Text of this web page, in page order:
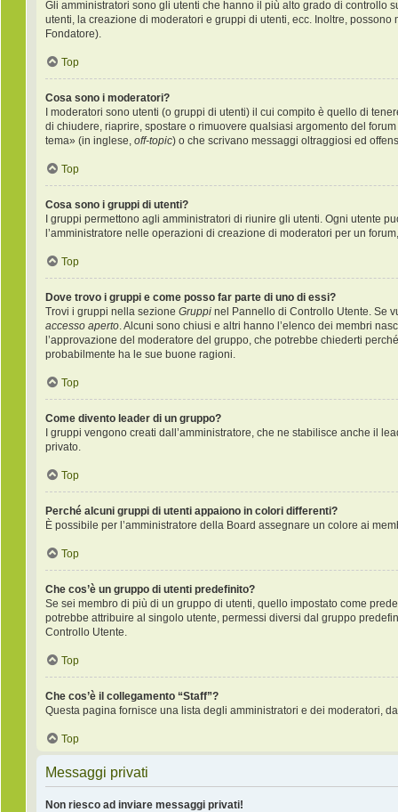
Gli amministratori sono gli utenti che hanno il più alto grado di controllo
utenti, la creazione di moderatori e gruppi di utenti, ecc. Inoltre,
Fondatore).
Top
Cosa sono i moderatori?
I moderatori sono utenti (o gruppi di utenti) il cui compito è quello di
di chiudere, riaprire, spostare o rimuovere qualsiasi argomento del
tema» (in inglese, off-topic) o che scrivano messaggi oltraggiosi ed
Top
Cosa sono i gruppi di utenti?
I gruppi permettono agli amministratori di riunire gli utenti. Ogni utente
l’amministratore nelle operazioni di creazione di moderatori per un
Top
Dove trovo i gruppi e come posso far parte di uno di essi?
Trovi i gruppi nella sezione Gruppi nel Pannello di Controllo Utente. Se
accesso aperto. Alcuni sono chiusi e altri hanno l’elenco dei membri
l’approvazione del moderatore del gruppo, che potrebbe chiederti
probabilmente ha le sue buone ragioni.
Top
Come divento leader di un gruppo?
I gruppi vengono creati dall’amministratore, che ne stabilisce anche il
privato.
Top
Perché alcuni gruppi di utenti appaiono in colori differenti?
È possibile per l’amministratore della Board assegnare un colore ai
Top
Che cos’è un gruppo di utenti predefinito?
Se sei membro di più di un gruppo di utenti, quello impostato come
potrebbe attribuire al singolo utente, permessi diversi dal gruppo
Controllo Utente.
Top
Che cos’è il collegamento “Staff”?
Questa pagina fornisce una lista degli amministratori e dei moderatori,
Top
Messaggi privati
Non riesco ad inviare messaggi privati!